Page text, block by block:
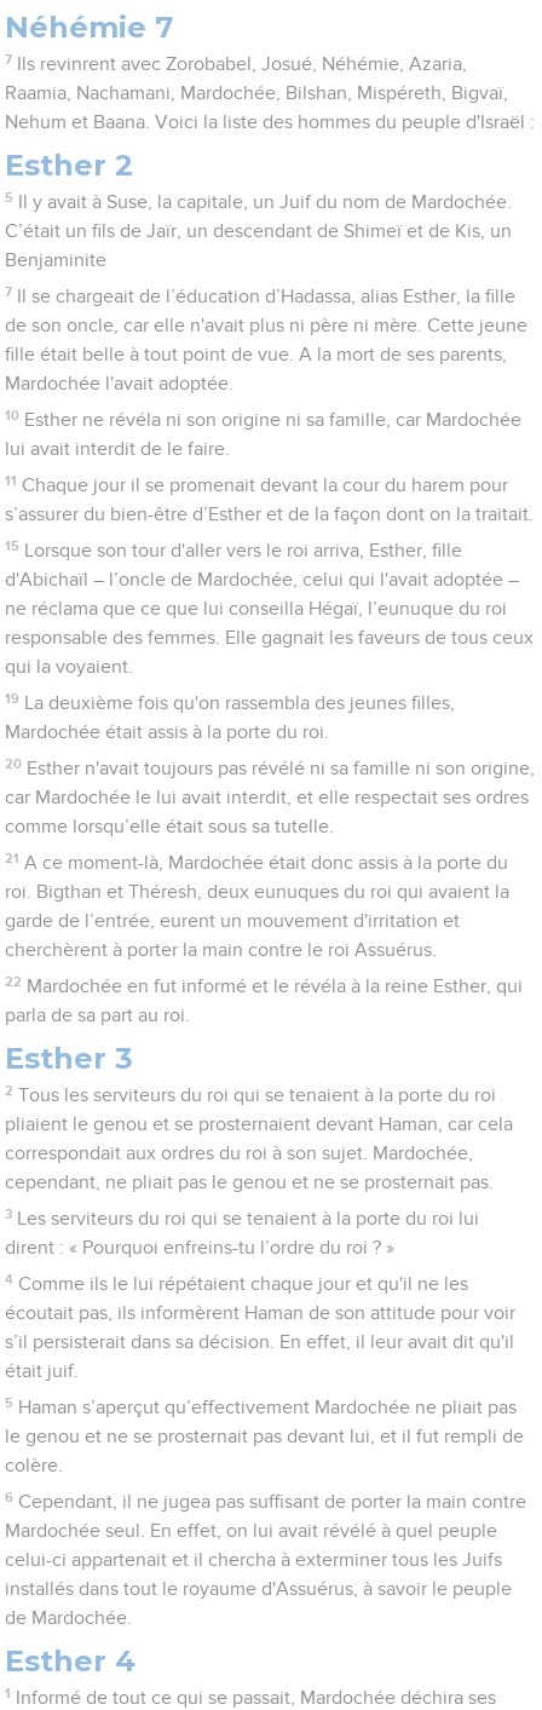
Néhémie 7
7
Ils revinrent avec Zorobabel, Josué, Néhémie, Azaria,
Raamia, Nachamani, Mardochée, Bilshan, Mispéreth, Bigvaï,
Nehum et Baana. Voici la liste des hommes du peuple d'Israël :
Esther 2
5
Il y avait à Suse, la capitale, un Juif du nom de Mardochée.
C’était un fils de Jaïr, un descendant de Shimeï et de Kis, un
Benjaminite
7
Il se chargeait de l’éducation d’Hadassa, alias Esther, la fille
de son oncle, car elle n'avait plus ni père ni mère. Cette jeune
fille était belle à tout point de vue. A la mort de ses parents,
Mardochée l'avait adoptée.
10 Esther ne révéla ni son origine ni sa famille, car Mardochée
lui avait interdit de le faire.
11 Chaque jour il se promenait devant la cour du harem pour
s’assurer du bien-être d’Esther et de la façon dont on la traitait.
15
Lorsque son tour d'aller vers le roi arriva, Esther, fille
d'Abichaïl – l’oncle de Mardochée, celui qui l'avait adoptée –
ne réclama que ce que lui conseilla Hégaï, l’eunuque du roi
responsable des femmes. Elle gagnait les faveurs de tous ceux
qui la voyaient.
19
La deuxième fois qu'on rassembla des jeunes filles,
Mardochée était assis à la porte du roi.
20 Esther n'avait toujours pas révélé ni sa famille ni son origine,
car Mardochée le lui avait interdit, et elle respectait ses ordres
comme lorsqu’elle était sous sa tutelle.
21 A ce moment-là, Mardochée était donc assis à la porte du
roi. Bigthan et Théresh, deux eunuques du roi qui avaient la
garde de l’entrée, eurent un mouvement d'irritation et
cherchèrent à porter la main contre le roi Assuérus.
22 Mardochée en fut informé et le révéla à la reine Esther, qui
parla de sa part au roi.
Esther 3
2 Tous les serviteurs du roi qui se tenaient à la porte du roi
pliaient le genou et se prosternaient devant Haman, car cela
correspondait aux ordres du roi à son sujet. Mardochée,
cependant, ne pliait pas le genou et ne se prosternait pas.
3
Les serviteurs du roi qui se tenaient à la porte du roi lui
dirent : « Pourquoi enfreins-tu l’ordre du roi ? »
4 Comme ils le lui répétaient chaque jour et qu'il ne les
écoutait pas, ils informèrent Haman de son attitude pour voir
s’il persisterait dans sa décision. En effet, il leur avait dit qu'il
était juif.
5 Haman s’aperçut qu’effectivement Mardochée ne pliait pas
le genou et ne se prosternait pas devant lui, et il fut rempli de
colère.
6 Cependant, il ne jugea pas suffisant de porter la main contre
Mardochée seul. En effet, on lui avait révélé à quel peuple
celui-ci appartenait et il chercha à exterminer tous les Juifs
installés dans tout le royaume d'Assuérus, à savoir le peuple
de Mardochée.
Esther 4
1
Informé de tout ce qui se passait, Mardochée déchira ses